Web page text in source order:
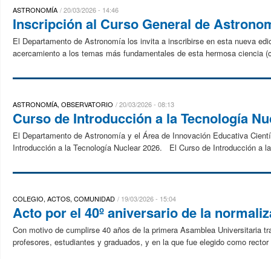
ASTRONOMÍA 20/03/2026 - 14:46
Inscripción al Curso General de
El Departamento de Astronomía los invita a inscribirse en esta nueva
acercamiento a los temas más fundamentales de esta hermosa ciencia
ASTRONOMÍA, OBSERVATORIO 20/03/2026 - 08:13
Curso de Introducción a la Tecnología
El Departamento de Astronomía y el Área de Innovación Educativa
Introducción a la Tecnología Nuclear 2026. El Curso de Introducción a
COLEGIO, ACTOS, COMUNIDAD 19/03/2026 - 15:04
Acto por el 40º aniversario de la
Con motivo de cumplirse 40 años de la primera Asamblea Universitaria
profesores, estudiantes y graduados, y en la que fue elegido como